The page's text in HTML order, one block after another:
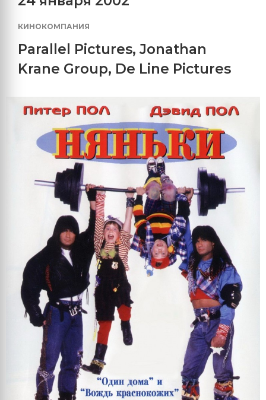
КИНОКОМПАНИЯ
Parallel Pictures, Jonathan
Krane Group, De Line Pictures